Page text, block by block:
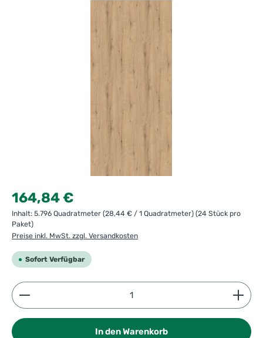
Regulärer Preis:
164,84 €
Inhalt: 5.796 Quadratmeter (28,44 € / 1 Quadratmeter) (24 Stück pro
Paket)
Preise inkl. MwSt. zzgl. Versandkosten
Sofort Verfügbar
Produkt Anzahl: Gib den gewünschten Wert ein
In den Warenkorb